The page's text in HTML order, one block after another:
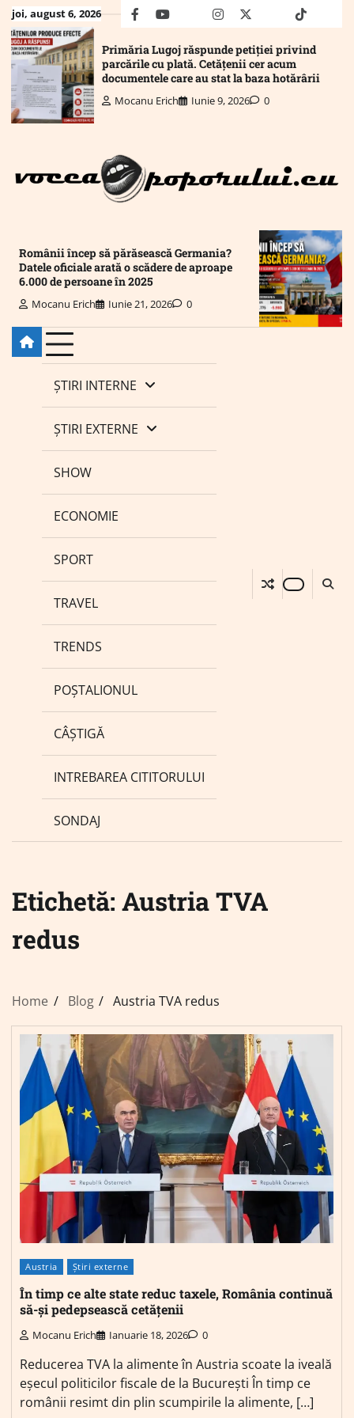
Skip
to
content
joi, august 6, 2026 facebookyoutubeMailinstagram
twitter truthtiktok
Primăria Lugoj răspunde petiției privind
parcările cu plată. Cetățenii cer acum
documentele care au stat la baza hotărârii
Mocanu Erich Iunie 9, 2026 0
Românii încep să părăsească Germania?
Datele oficiale arată o scădere de aproape
6.000 de persoane în 2025
Mocanu Erich Iunie 21, 2026 0
ȘTIRI INTERNE
ȘTIRI EXTERNE
SHOW
ECONOMIE
SPORT
TRAVEL
TRENDS
POȘTALIONUL
CÂȘTIGĂ
INTREBAREA CITITORULUI
SONDAJ
Etichetă: Austria TVA
redus
Home Blog Austria TVA redus
Austria Știri externe
În timp ce alte state reduc taxele, România continuă
să-și pedepsească cetățenii
Mocanu Erich Ianuarie 18, 2026 0
Reducerea TVA la alimente în Austria scoate la iveală
eșecul politicilor fiscale de la București În timp ce
românii resimt din plin scumpirile la alimente, […]